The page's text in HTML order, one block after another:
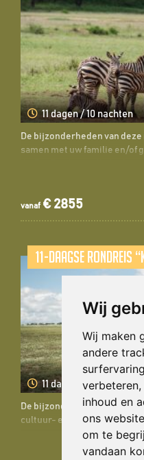
Wij
Wij maken
andere
inhoud en
ons
om te
vandaan
11 dagen / 10 nachten
De bijzonderheden van
samen met uw familie en/of
jong en oud! Wat is nou leuker
vanaf € 2855
11-daagse rondreis
11 dagen / 10 nachten
De bijzonderheden van
cultuur- en
meer over hun bijzondere
geniet tijdens